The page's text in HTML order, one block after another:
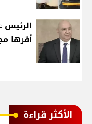
الرئيس
أقرها
الأكثر قراءة